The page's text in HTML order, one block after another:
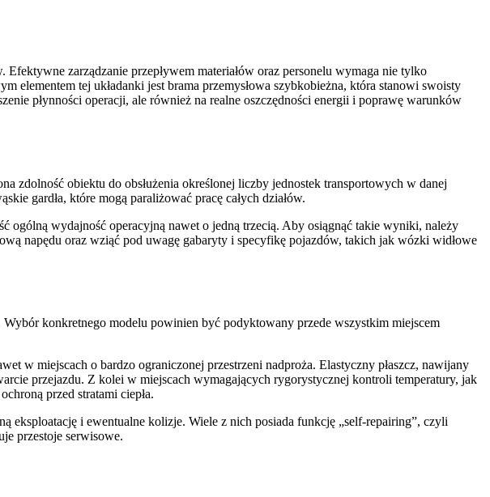
zarządzanie przepływem materiałów oraz personelu wymaga nie tylko
tej układanki jest brama przemysłowa szybkobieżna, która stanowi swoisty
płynności operacji, ale również na realne oszczędności energii i poprawę warunków
zdolność obiektu do obsłużenia określonej liczby jednostek transportowych w danej
gardła, które mogą paraliżować pracę całych działów.
ogólną wydajność operacyjną nawet o jedną trzecią. Aby osiągnąć takie wyniki, należy
napędu oraz wziąć pod uwagę gabaryty i specyfikę pojazdów, takich jak wózki widłowe
konkretnego modelu powinien być podyktowany przede wszystkim miejscem
w miejscach o bardzo ograniczonej przestrzeni nadproża. Elastyczny płaszcz, nawijany
przejazdu. Z kolei w miejscach wymagających rygorystycznej kontroli temperatury, jak
przed stratami ciepła.
eksploatację i ewentualne kolizje. Wiele z nich posiada funkcję „self-repairing”, czyli
przestoje serwisowe.